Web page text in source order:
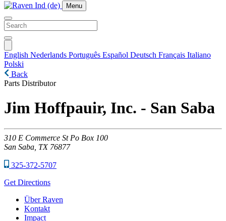
Menu
English Nederlands Português Español Deutsch Français Italiano
Polski
Back
Parts Distributor
Jim Hoffpauir, Inc. - San Saba
310 E Commerce St Po Box 100
San Saba, TX 76877
325-372-5707
Get Directions
Über Raven
Kontakt
Impact